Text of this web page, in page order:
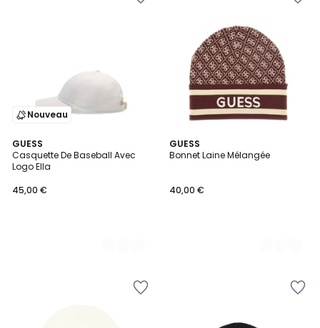
Nouveau
GUESS
Casquette De Baseball Avec
Logo Ella
45,00 €
2
Couleurs
GUESS
Bonnet Laine Mélangée
40,00 €
3
Couleurs